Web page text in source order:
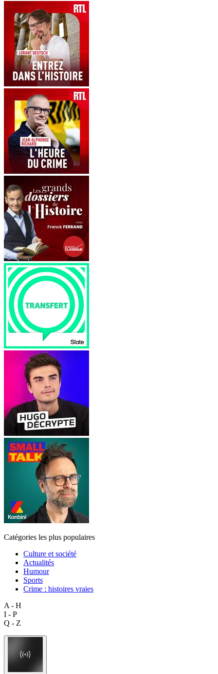
Catégories les plus populaires
Culture et société
Actualités
Humour
Sports
Crime : histoires vraies
A - H
I - P
Q - Z